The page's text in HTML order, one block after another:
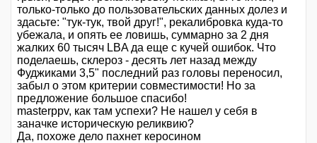
только-только до пользовательских данных долез и
здасьте: "тук-тук, твой друг!", рекалибровка куда-то
убежала, и опять ее ловишь, суммарно за 2 дня
жалких 60 тысяч LBA да еще с кучей ошибок. Что
поделаешь, склероз - десять лет назад между
Фуджиками 3,5" последний раз головы переносил,
забыл о этом критерии совместимости! Но за
предложение большое спасибо!
masterppv, как там успехи? Не нашел у себя в
заначке историческую реликвию?
Да, похоже дело пахнет керосином